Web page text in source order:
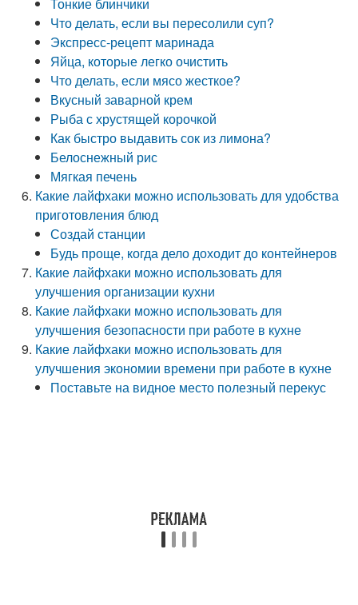
Что делать, если вы пересолили суп?
Экспресс-рецепт маринада
Яйца, которые легко очистить
Что делать, если мясо жесткое?
Вкусный заварной крем
Рыба с хрустящей корочкой
Как быстро выдавить сок из лимона?
Белоснежный рис
Мягкая печень
Какие лайфхаки можно использовать для удобства
приготовления блюд
Создай станции
Будь проще, когда дело доходит до контейнеров
Какие лайфхаки можно использовать для
улучшения организации кухни
Какие лайфхаки можно использовать для
улучшения безопасности при работе в кухне
Какие лайфхаки можно использовать для
улучшения экономии времени при работе в кухне
Поставьте на видное место полезный перекус